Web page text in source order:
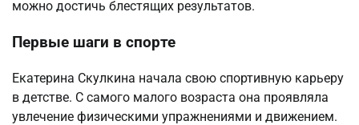
можно достичь блестящих результатов.
Первые шаги в спорте
Екатерина Скулкина начала свою спортивную карьеру
в детстве. С самого малого возраста она проявляла
увлечение физическими упражнениями и движением.